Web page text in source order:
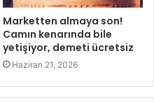
Marketten almaya son!
Camın kenarında bile
yetişiyor, demeti ücretsiz
Haziran 21, 2026